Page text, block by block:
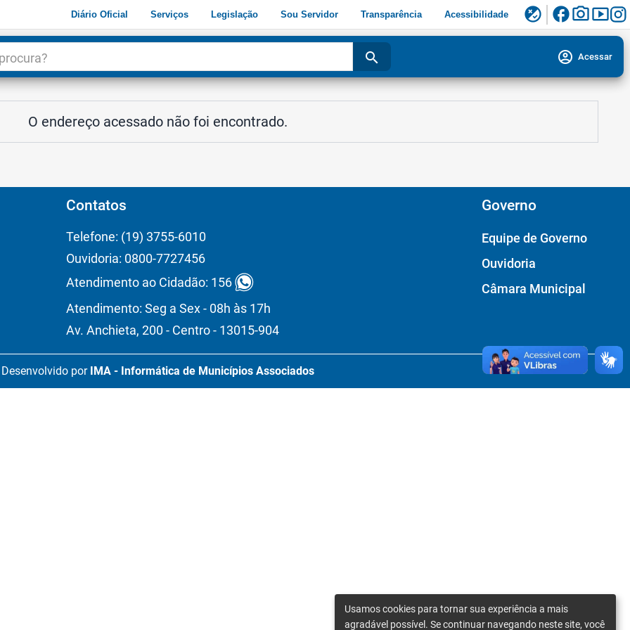
Diário Oficial Serviços Legislação Sou Servidor Transparência Acessibilidade flaky facebookphoto_camerasmart_display
search account_circle Acessar
O endereço acessado não foi encontrado.
Contatos
Telefone: (19) 3755-6010
Ouvidoria: 0800-7727456
Atendimento ao Cidadão: 156
Atendimento: Seg a Sex - 08h às 17h
Av. Anchieta, 200 - Centro - 13015-904
Governo
Equipe de Governo
Ouvidoria
Câmara Municipal
Desenvolvido por IMA - Informática de Municípios Associados
Usamos cookies para tornar sua experiência a mais
agradável possível. Se continuar navegando neste site, você